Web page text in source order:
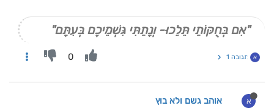
"אִם בְּחֻקּוֹתַי תֵּלֵכוּ- וְנָתַתִּי גִּשְׁמֵיכֶם בְּעִתָּם"
א תגובה 1 0
א אוהב גשם ולא בוץ